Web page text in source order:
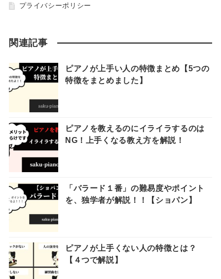
プライバシーポリシー
関連記事
ピアノが上手い人の特徴まとめ【5つの
特徴をまとめました】
ピアノを教えるのにイライラするのは
NG！上手くなる教え方を解説！
「バラード１番」の難易度やポイント
を、独学者が解説！！【ショパン】
ピアノが上手くない人の特徴とは？
【４つで解説】